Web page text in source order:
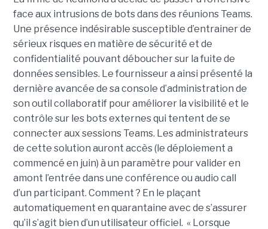
face aux intrusions de bots dans des réunions Teams.
Une présence indésirable susceptible d’entrainer de
sérieux risques en matière de sécurité et de
confidentialité pouvant déboucher sur la fuite de
données sensibles. Le fournisseur a ainsi présenté la
dernière avancée de sa console d’administration de
son outil collaboratif pour améliorer la visibilité et le
contrôle sur les bots externes qui tentent de se
connecter aux sessions Teams. Les administrateurs
de cette solution auront accès (le déploiement a
commencé en juin) à un paramètre pour valider en
amont l’entrée dans une conférence ou audio call
d’un participant. Comment ? En le plaçant
automatiquement en quarantaine avec de s’assurer
qu’il s’agit bien d’un utilisateur officiel. « Lorsque